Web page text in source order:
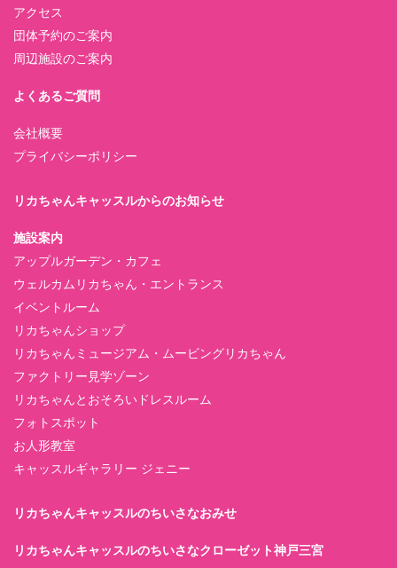
アクセス
団体予約のご案内
周辺施設のご案内
よくあるご質問
会社概要
プライバシーポリシー
リカちゃんキャッスルからのお知らせ
施設案内
アップルガーデン・カフェ
ウェルカムリカちゃん・エントランス
イベントルーム
リカちゃんショップ
リカちゃんミュージアム・ムービングリカちゃん
ファクトリー見学ゾーン
リカちゃんとおそろいドレスルーム
フォトスポット
お人形教室
キャッスルギャラリー ジェニー
リカちゃんキャッスルのちいさなおみせ
リカちゃんキャッスルのちいさなクローゼット神戸三宮